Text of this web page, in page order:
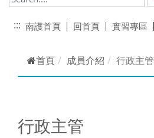
::: 南護首頁 回首頁 實習專區
首頁 成員介紹 行政主管
行政主管